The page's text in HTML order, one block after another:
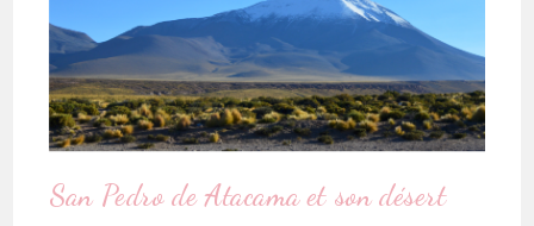
San Pedro de Atacama et son désert